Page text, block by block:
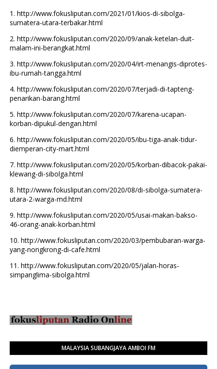
1. http://www.fokusliputan.com/2021/01/kios-di-sibolga-
sumatera-utara-terbakar.html
2. http://www.fokusliputan.com/2020/09/anak-ketelan-duit-
malam-ini-berangkat.html
3. http://www.fokusliputan.com/2020/04/irt-menangis-diprotes-
ibu-rumah-tangga.html
4. http://www.fokusliputan.com/2020/07/terjadi-di-tapteng-
penarikan-barang.html
5. http://www.fokusliputan.com/2020/07/karena-ucapan-
korban-dipukul-dengan.html
6. http://www.fokusliputan.com/2020/05/ibu-tiga-anak-tidur-
diemperan-city-mart.html
7. http://www.fokusliputan.com/2020/05/korban-dibacok-pakai-
klewang-di-sibolga.html
8. http://www.fokusliputan.com/2020/08/di-sibolga-sumatera-
utara-2-warga-md.html
9. http://www.fokusliputan.com/2020/05/usai-makan-bakso-
46-orang-anak-korban.html
10. http://www.fokusliputan.com/2020/03/pembubaran-warga-
yang-nongkrong-di-cafe.html
11. http://www.fokusliputan.com/2020/05/jalan-horas-
simpanglima-sibolga.html
MALAYSIA SUBANGJAYA AMBOI FM